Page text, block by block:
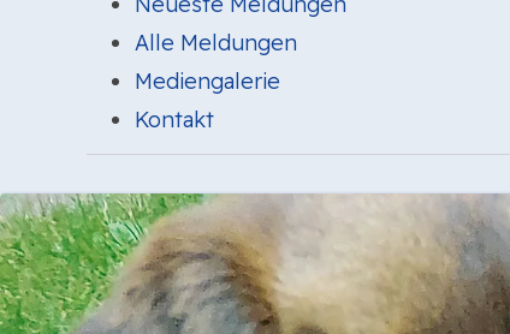
Alle Meldungen
Mediengalerie
Kontakt